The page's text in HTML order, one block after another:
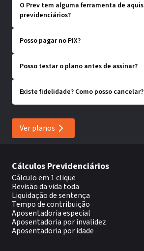
O Prev tem alguma ferramenta de
previdenciários?
Posso pagar no PIX?
Posso testar o plano antes de assinar?
Existe fidelidade? Como posso cancelar?
Ver planos
Cálculos Previdenciários
Cálculo em 1 clique
Revisão da vida toda
Liquidação de sentença
Tempo de contribuição
Aposentadoria especial
Aposentadoria por invalidez
Aposentadoria por idade